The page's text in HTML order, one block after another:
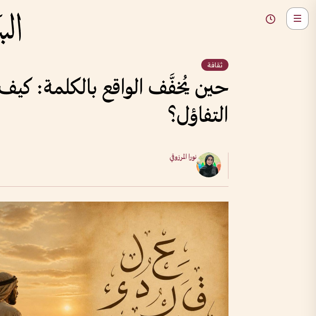
ثقافة
حين يُخفَّف الواقع بالكلمة:
التفاؤل؟
نورا المرزوقي